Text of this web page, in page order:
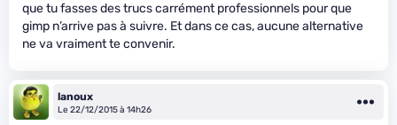
que tu fasses des trucs carrément professionnels pour que
gimp n’arrive pas à suivre. Et dans ce cas, aucune alternative
ne va vraiment te convenir.
lanoux
Le 22/12/2015 à 14h26